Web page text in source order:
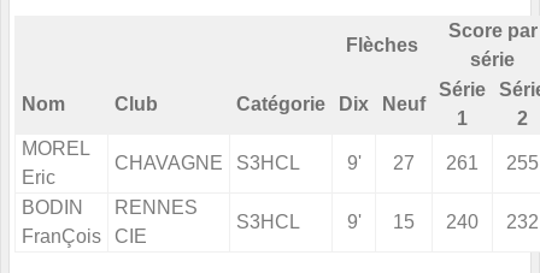
Flèches
Score par
série
Nom Club Catégorie Dix Neuf
Série
1
2
MOREL
Eric
CHAVAGNE S3HCL 9' 27 261 255
BODIN
FranÇois
RENNES
CIE
S3HCL 9' 15 240 232